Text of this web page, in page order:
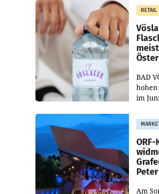
Markt.
„Keep
RETAIL
BAD
im
Am